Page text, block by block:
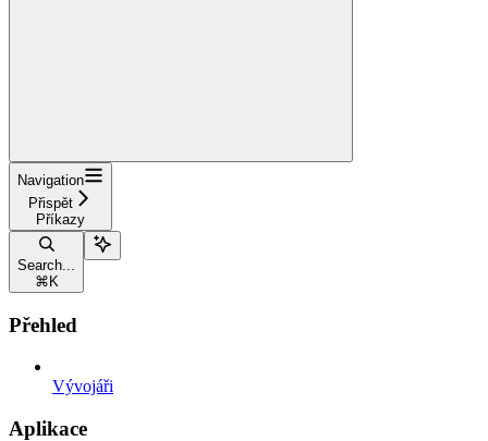
Navigation
Přispět
Příkazy
Search...
⌘ K
Přehled
Vývojáři
Aplikace